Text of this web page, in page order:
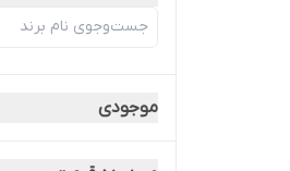
موجودی